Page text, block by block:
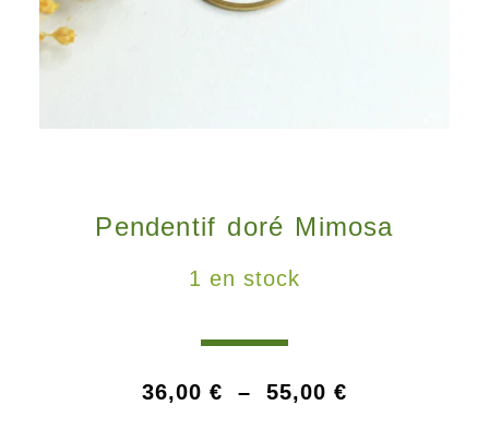
Pendentif doré Mimosa
1 en stock
36,00 € – 55,00 €